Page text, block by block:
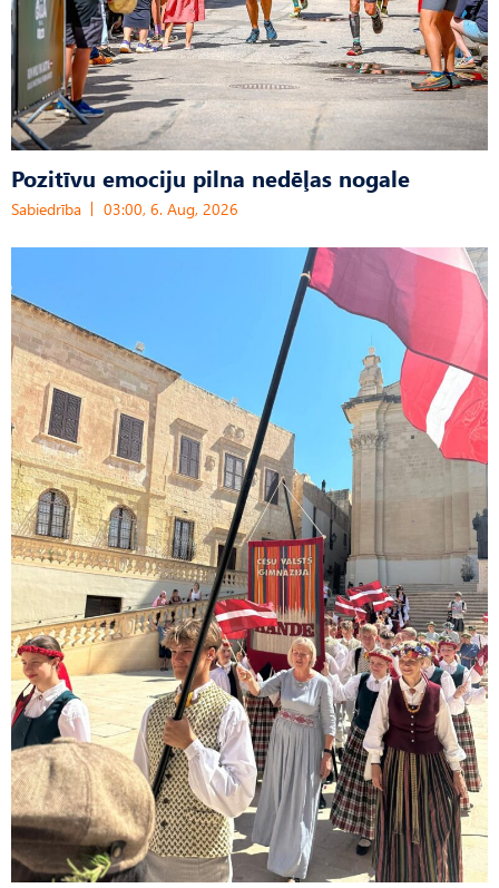
Pozitīvu emociju pilna nedēļas nogale
Sabiedrība 03:00, 6. Aug, 2026